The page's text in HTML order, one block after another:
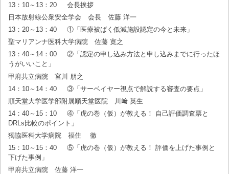
13：10～13：20 会長挨拶
日本放射線公衆安全学会 会長 佐藤 洋一
13：20～13：40 ①「医療被ばく低減施設認定の今と未来」
聖マリアンナ医科大学病院 佐藤 寛之
13：40～14：00 ②「認定の申し込み方法と申し込みまでに行ったほ
うがいいこと」
甲府共立病院 宮川 朋之
14：10～14：40 ③「サーベイヤー視点で解説する審査の要点」
順天堂大学医学部附属順天堂医院 川﨑 英生
14：40～15：10 ④「虎の巻（仮）が教える！ 自己評価調査票と
DRLs比較のポイント」
獨協医科大学病院 福住 徹
15：10～15：40 ⑤「虎の巻（仮）が教える！ 評価を上げた事例と
下げた事例」
甲府共立病院 佐藤 洋一